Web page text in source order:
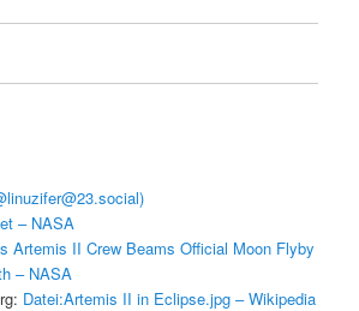
– NASA
Artemis II Crew Beams Official Moon Flyby
– NASA
Datei:Artemis II in Eclipse.jpg – Wikipedia